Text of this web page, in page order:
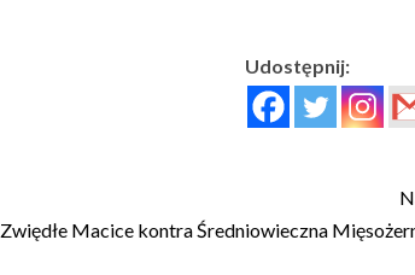
Udostępnij:
Zwiędłe Macice kontra Średniowieczna